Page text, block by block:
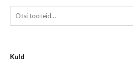
Kuld